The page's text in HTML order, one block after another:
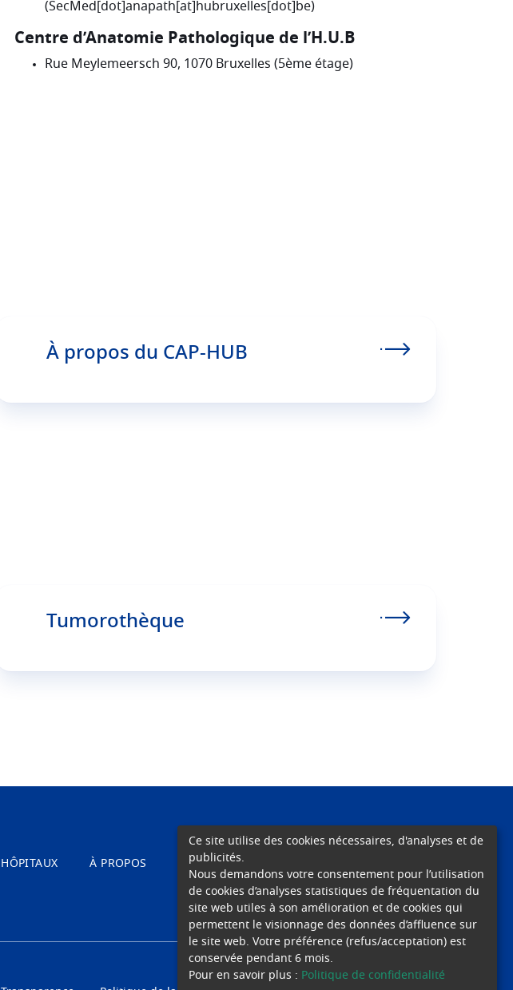
(SecMed[dot]anapath[at]hubruxelles[dot]be)
Centre d’Anatomie Pathologique de l’H.U.B
Rue Meylemeersch 90, 1070 Bruxelles (5ème étage)
À propos du CAP-HUB
Tumorothèque
HÔPITAUX À PROPOS SOINS
Ce site utilise des cookies nécessaires, d'analyses et de
publicités.
Nous demandons votre consentement pour l’utilisation
de cookies d’analyses statistiques de fréquentation du
site web utiles à son amélioration et de cookies qui
permettent le visionnage des données d’affluence sur
le site web. Votre préférence (refus/acceptation) est
conservée pendant 6 mois.
Pour en savoir plus : Politique de confidentialité